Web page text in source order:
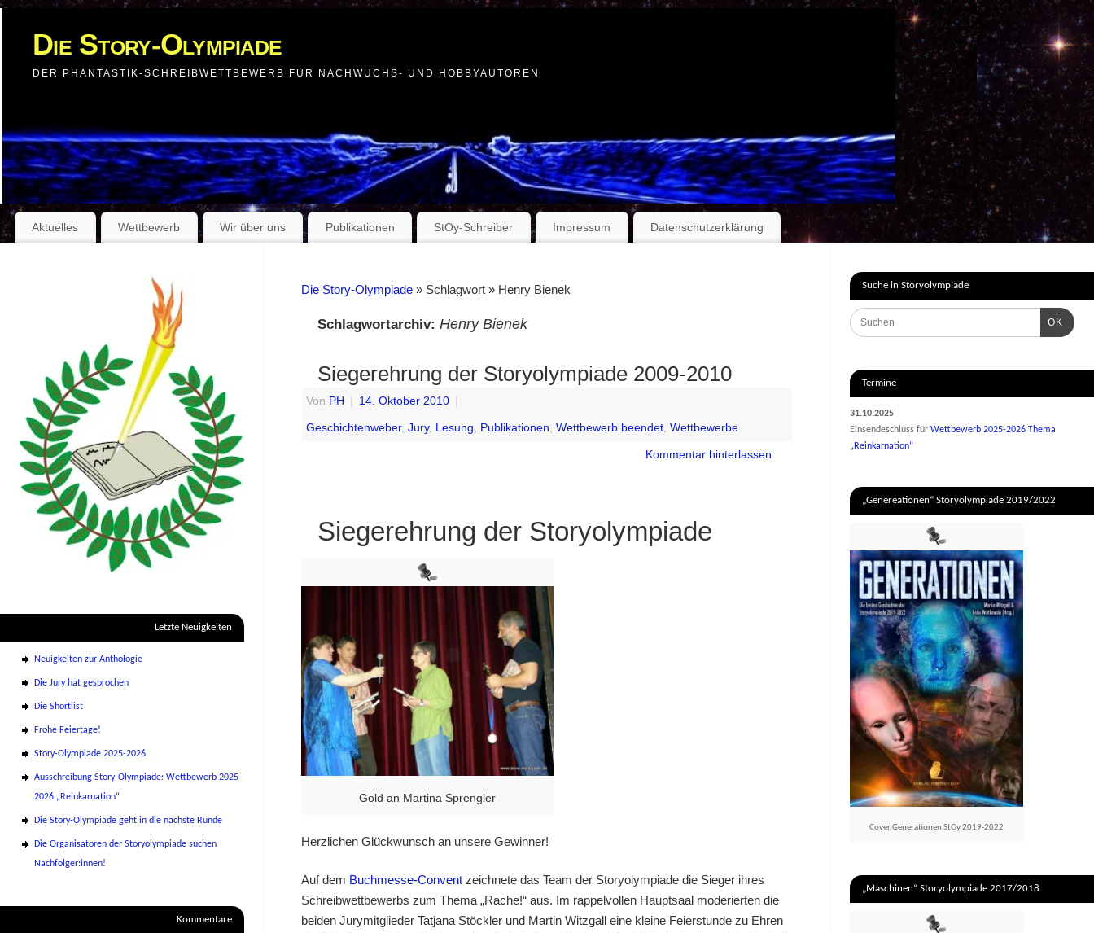
Die Story-Olympiade
DER PHANTASTIK-SCHREIBWETTBEWERB FÜR NACHWUCHS- UND HOBBYAUTOREN
Aktuelles Wettbewerb Wir über uns Publikationen StOy-Schreiber Impressum Datenschutzerklärung
Die Story-Olympiade » Schlagwort » Henry Bienek
Schlagwortarchiv: Henry Bienek
Siegerehrung der Storyolympiade 2009-2010
Von PH 14. Oktober 2010
Geschichtenweber, Jury, Lesung, Publikationen, Wettbewerb beendet, Wettbewerbe
Kommentar hinterlassen
Siegerehrung der Storyolympiade
Gold an Martina Sprengler
Herzlichen Glückwunsch an unsere Gewinner!
Auf dem Buchmesse-Convent zeichnete das Team der Storyolympiade die Sieger ihres
Schreibwettbewerbs zum Thema „Rache!“ aus. Im rappelvollen Hauptsaal moderierten die
beiden Jurymitglieder Tatjana Stöckler und Martin Witzgall eine kleine Feierstunde zu Ehren
Letzte Neuigkeiten
Neuigkeiten zur Anthologie
Die Jury hat gesprochen
Die Shortlist
Frohe Feiertage!
Story-Olympiade 2025-2026
Ausschreibung Story-Olympiade: Wettbewerb 2025-
2026 „Reinkarnation“
Die Story-Olympiade geht in die nächste Runde
Die Organisatoren der Storyolympiade suchen
Nachfolger:innen!
Kommentare
Suche in Storyolympiade
OK
Termine
31.10.2025
Einsendeschluss für Wettbewerb 2025-2026 Thema
„Reinkarnation“
„Genereationen“ Storyolympiade 2019/2022
Cover Generationen StOy 2019-2022
„Maschinen“ Storyolympiade 2017/2018